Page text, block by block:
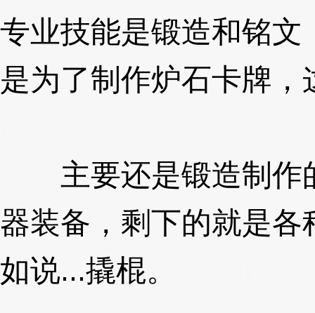
专业技能是锻造和铭
是为了制作炉石卡牌，
主要还是锻造制作
器装备，剩下的就是
如说...撬棍。